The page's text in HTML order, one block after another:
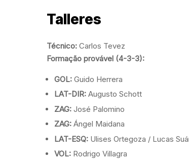
Talleres
Técnico: Carlos Tevez
Formação provável (4-3-3):
GOL: Guido Herrera
LAT-DIR: Augusto Schott
ZAG: José Palomino
ZAG: Ángel Maidana
LAT-ESQ: Ulises Ortegoza / Lucas
VOL: Rodrigo Villagra